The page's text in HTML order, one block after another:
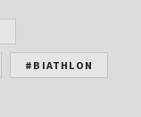
#BIATHLON